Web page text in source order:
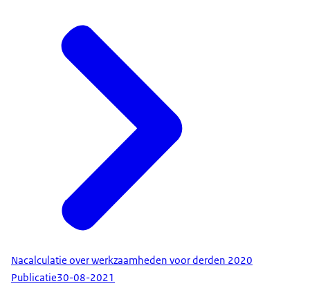
Nacalculatie over werkzaamheden voor derden 2020
Publicatie30-08-2021